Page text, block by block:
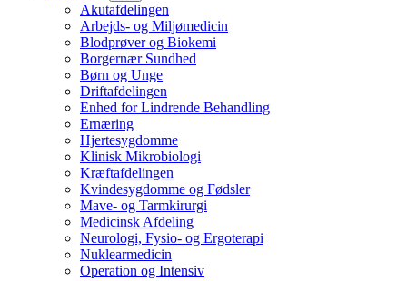
Akutafdelingen
Arbejds- og Miljømedicin
Blodprøver og Biokemi
Borgernær Sundhed
Børn og Unge
Driftafdelingen
Enhed for Lindrende Behandling
Ernæring
Hjertesygdomme
Klinisk Mikrobiologi
Kræftafdelingen
Kvindesygdomme og Fødsler
Mave- og Tarmkirurgi
Medicinsk Afdeling
Neurologi, Fysio- og Ergoterapi
Nuklearmedicin
Operation og Intensiv